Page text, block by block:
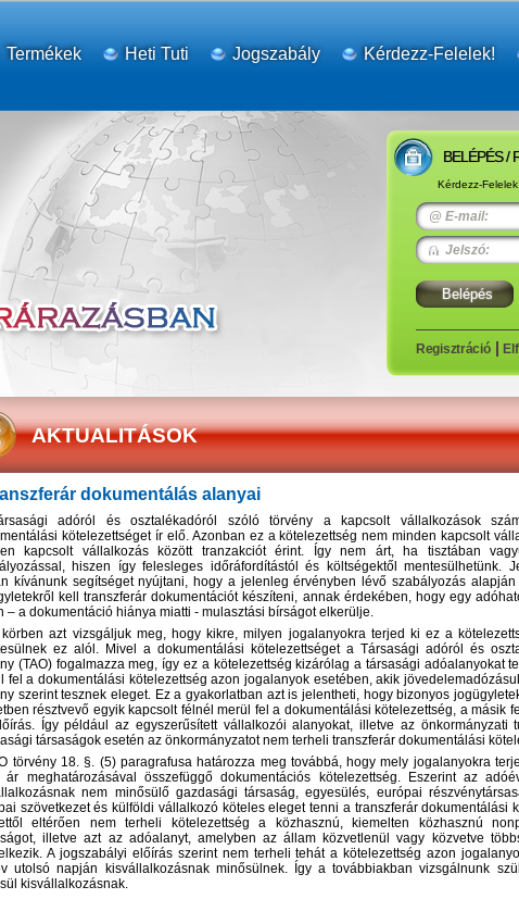
Termékek Heti Tuti Jogszabály Kérdezz-Felelek!
BELÉPÉS /
Kérdezz-
E-mail:
Jelszó:
Regisztráció
AKTUALITÁSOK
dokumentálás alanyai
adóról és osztalékadóról szóló törvény a kapcsolt vállalkozások
kötelezettséget ír elő. Azonban ez a kötelezettség nem minden kapcsolt
kapcsolt vállalkozás között tranzakciót érint. Így nem árt, ha tisztában
hiszen így felesleges időráfordítástól és költségektől mentesülhetünk.
kívánunk segítséget nyújtani, hogy a jelenleg érvényben lévő szabályozás
kell transzferár dokumentációt készíteni, annak érdekében, hogy egy
– a dokumentáció hiánya miatti - mulasztási bírságot elkerülje.
körben azt vizsgáljuk meg, hogy kikre, milyen jogalanyokra terjed ki ez a
ez alól. Mivel a dokumentálási kötelezettséget a Társasági adóról és
(TAO) fogalmazza meg, így ez a kötelezettség kizárólag a társasági adóalanyokat
fel a dokumentálási kötelezettség azon jogalanyok esetében, akik
szerint tesznek eleget. Ez a gyakorlatban azt is jelentheti, hogy bizonyos
résztvevő egyik kapcsolt félnél merül fel a dokumentálási kötelezettség, a másik
Így például az egyszerűsített vállalkozói alanyokat, illetve az önkormányzati
társaságok esetén az önkormányzatot nem terheli transzferár dokumentálási
törvény 18. §. (5) paragrafusa határozza meg továbbá, hogy mely jogalanyokra
ár meghatározásával összefüggő dokumentációs kötelezettség. Eszerint az
nem minősülő gazdasági társaság, egyesülés, európai
szövetkezet és külföldi vállalkozó köteles eleget tenni a transzferár dokumentálási
eltérően nem terheli kötelezettség a közhasznú, kiemelten közhasznú
illetve azt az adóalanyt, amelyben az állam közvetlenül vagy közvetve
A jogszabályi előírás szerint nem terheli tehát a kötelezettség azon
utolsó napján kisvállalkozásnak minősülnek. Így a továbbiakban vizsgálnunk
kisvállalkozásnak.